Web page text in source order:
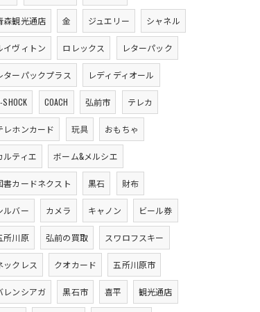
森観光通店 金 ジュエリー シャネル
イヴィトン ロレックス レターパック
ターパックプラス レディディオール
SHOCK COACH 弘前市 テレカ
レホンカード 玩具 おもちゃ
ルティエ ボーム&メルシエ
書カードネクスト 黒石 財布
ルバー カメラ キャノン ビール券
所川原 弘前の買取 スワロフスキー
ックレス クオカード 五所川原市
レンシアガ 黒石市 喜平 観光通店